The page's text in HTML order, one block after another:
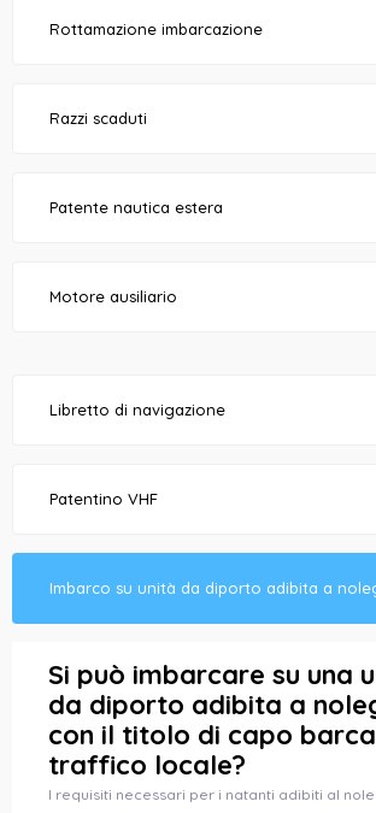
Rottamazione imbarcazione
Razzi scaduti
Patente nautica estera
Motore ausiliario
Libretto di navigazione
Patentino VHF
Imbarco su unità da diporto adibita a
​​Si può imbarcare su una
da diporto adibita a
con il titolo di capo
traffico locale?​
I requisiti necessari per i natanti adibiti al